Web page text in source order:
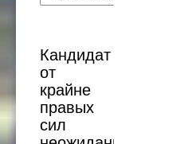
Кандидат
от
крайне
правых
сил